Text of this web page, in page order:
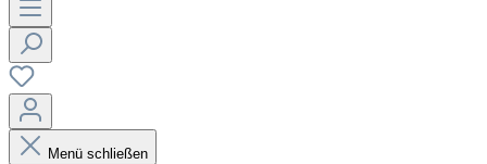
Menü schließen